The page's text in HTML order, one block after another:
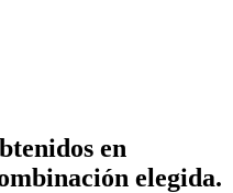
en
elegida.